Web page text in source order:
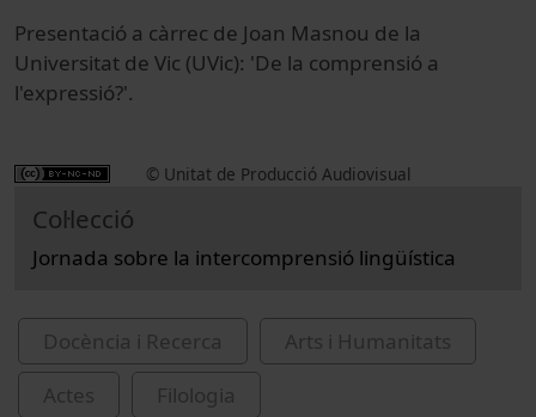
Presentació a càrrec de Joan Masnou de la
Universitat de Vic (UVic): 'De la comprensió a
l'expressió?'.
© Unitat de Producció Audiovisual
Col·lecció
Jornada sobre la intercomprensió lingüística
Docència i Recerca
Arts i Humanitats
Actes
Filologia